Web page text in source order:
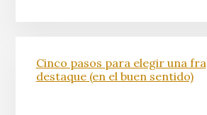
Cinco pasos para elegir una
destaque (en el buen sentido)